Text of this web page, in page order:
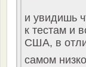
и увидишь
к тестам и
США, в
самом